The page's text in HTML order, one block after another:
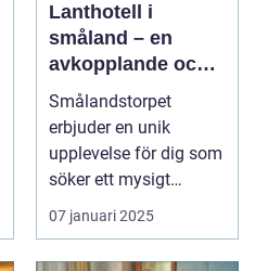
Lanthotell i
småland – en
avkopplande och
hållbar vistelse på
smålandstorpet
Smålandstorpet
erbjuder en unik
upplevelse för dig som
söker ett mysigt
lanthotell i...
07 januari 2025